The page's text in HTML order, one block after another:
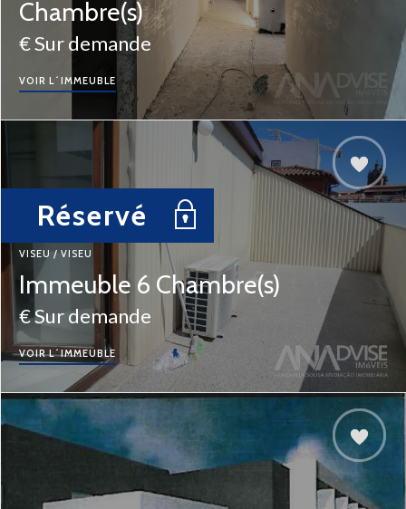
Chambre(s)
€ Sur demande
VOIR L´IMMEUBLE
Réservé
VISEU / VISEU
Immeuble 6 Chambre(s)
€ Sur demande
VOIR L´IMMEUBLE